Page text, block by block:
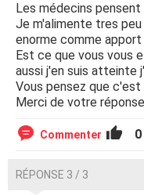
Les médecins pensent
Je m'alimente tres
enorme comme apport
Est ce que vous vous
aussi j'en suis atteinte
Vous pensez que
Merci de votre réponse
Commenter 0
RÉPONSE 3 / 3